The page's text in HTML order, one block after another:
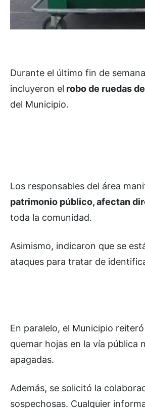
Durante el último fin de
incluyeron el robo de ruedas
del Municipio.
Los responsables del área
patrimonio público, afectan
toda la comunidad.
Asimismo, indicaron que se
ataques para tratar de
En paralelo, el Municipio
quemar hojas en la vía pública
apagadas.
Además, se solicitó la
sospechosas. Cualquier